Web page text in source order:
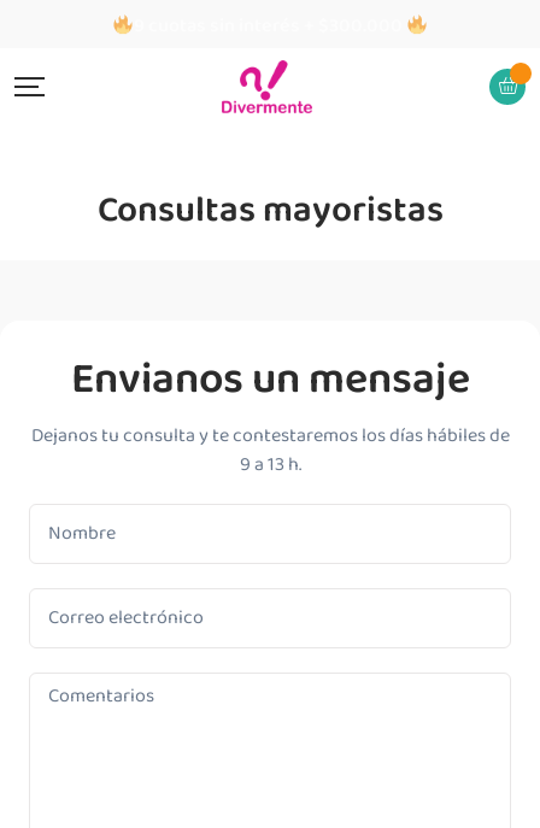
Consultas mayoristas
Envianos un mensaje
Dejanos tu consulta y te contestaremos los días hábiles de
9 a 13 h.